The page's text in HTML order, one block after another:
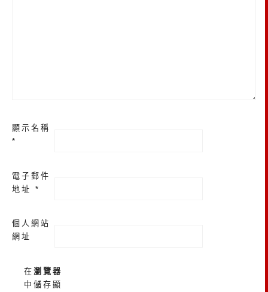
顯示名稱
*
電子郵件
地址 *
個人網站
網址
在 瀏覽器
中儲存顯